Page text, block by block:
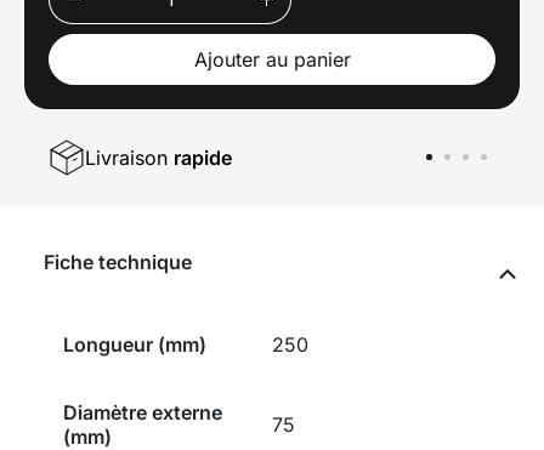
Ajouter au panier
Livraison rapide
Fiche technique
Longueur (mm) 250
Diamètre externe
(mm)
75